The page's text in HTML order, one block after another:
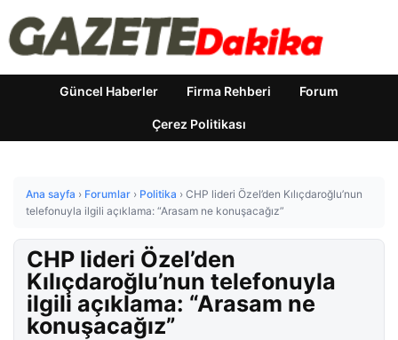
Güncel Haberler Firma Rehberi Forum
Çerez Politikası
Ana sayfa › Forumlar › Politika › CHP lideri Özel’den Kılıçdaroğlu’nun
telefonuyla ilgili açıklama: “Arasam ne konuşacağız”
CHP lideri Özel’den
Kılıçdaroğlu’nun telefonuyla
ilgili açıklama: “Arasam ne
konuşacağız”